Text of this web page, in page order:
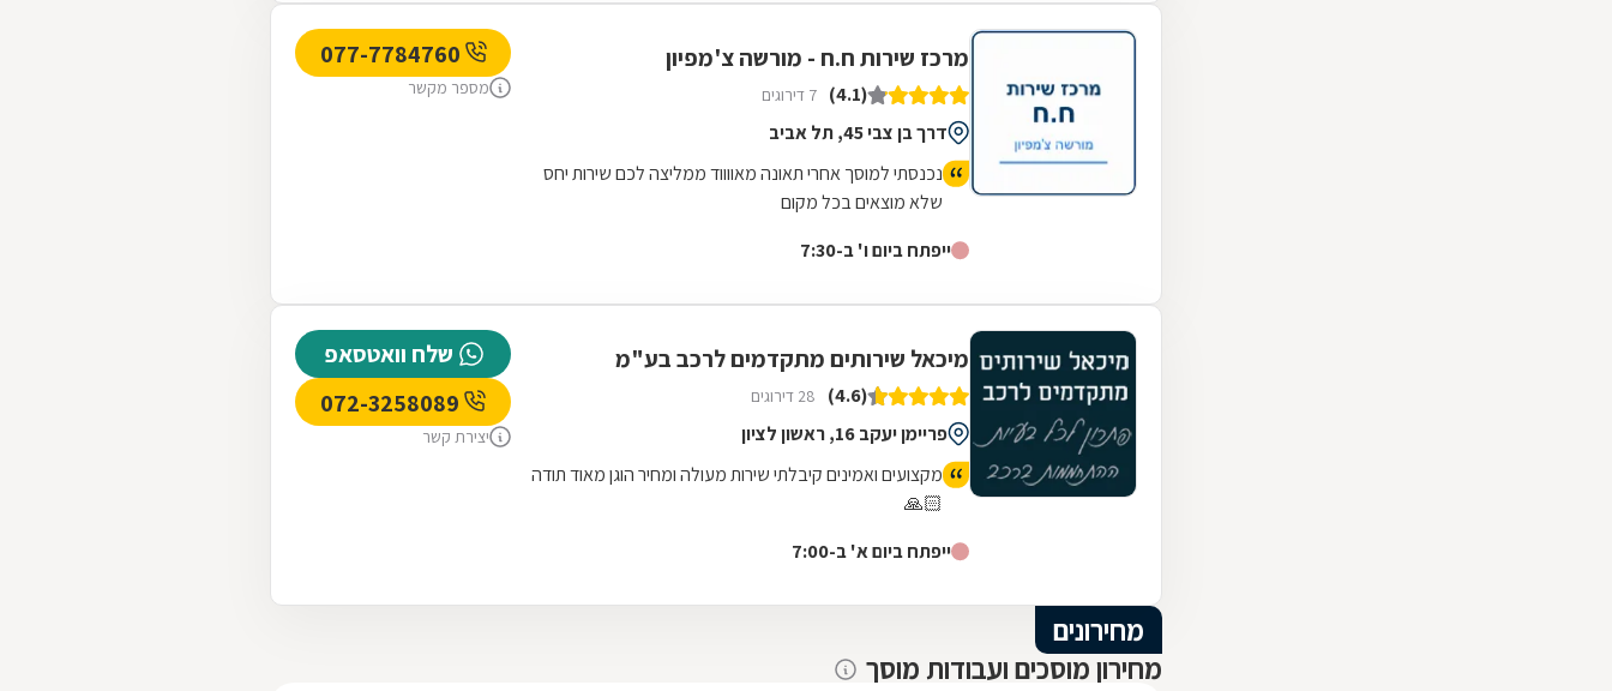
מרכז שירות ח.ח - מורשה צ'מפיון
(4.1) 7 דירוגים
דרך בן צבי 45, תל אביב
נכנסתי למוסך אחרי תאונה מאווווד ממליצה לכם שירות יחס
שלא מוצאים בכל מקום
ייפתח ביום ו' ב-7:30
מספר מקשר
מיכאל שירותים מתקדמים לרכב בע"מ
(4.6) 28 דירוגים
פריימן יעקב 16, ראשון לציון
מקצועים ואמינים קיבלתי שירות מעולה ומחיר הוגן מאוד תודה
🙏🏻
ייפתח ביום א' ב-7:00
שלח וואטסאפ
יצירת קשר
מחירונים
מחירון מוסכים ועבודות מוסך